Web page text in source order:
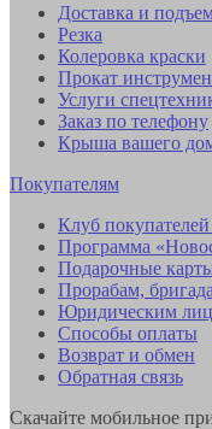
Доставка и
Резка
Колеровка краски
Прокат
Услуги
Заказ по телефону
Крыша вашего
Покупателям
Клуб
Программа
Подарочные
Прорабам,
Юридическим
Способы оплаты
Возврат и обмен
Обратная связь
Скачайте мобильное